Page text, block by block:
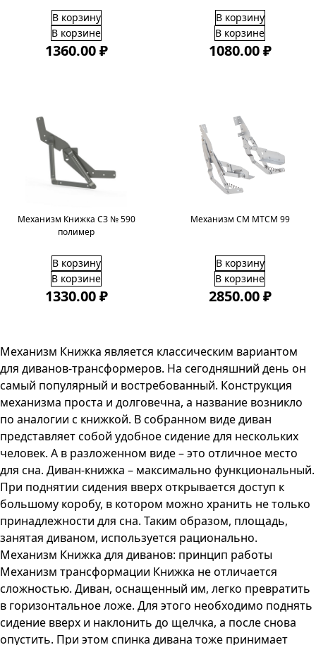
В корзину
В корзине
1360.00 ₽
В корзину
В корзине
1080.00 ₽
Механизм Книжка СЗ № 590
полимер
В корзину
В корзине
1330.00 ₽
Механизм СМ МТСМ 99
В корзину
В корзине
2850.00 ₽
Механизм Книжка является классическим вариантом
для диванов-трансформеров. На сегодняшний день он
самый популярный и востребованный. Конструкция
механизма проста и долговечна, а название возникло
по аналогии с книжкой. В собранном виде диван
представляет собой удобное сидение для нескольких
человек. А в разложенном виде – это отличное место
для сна. Диван-книжка – максимально функциональный.
При поднятии сидения вверх открывается доступ к
большому коробу, в котором можно хранить не только
принадлежности для сна. Таким образом, площадь,
занятая диваном, используется рационально.
Механизм Книжка для диванов: принцип работы
Механизм трансформации Книжка не отличается
сложностью. Диван, оснащенный им, легко превратить
в горизонтальное ложе. Для этого необходимо поднять
сидение вверх и наклонить до щелчка, а после снова
опустить. При этом спинка дивана тоже принимает